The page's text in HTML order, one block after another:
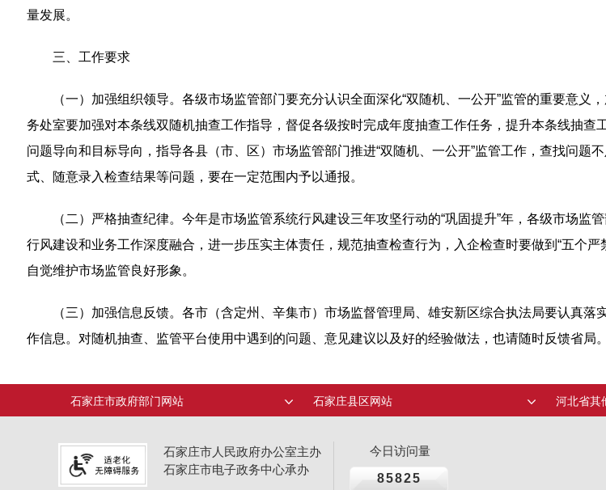
量发展。
三、工作要求
（一）加强组织领导。各级市场监管部门要充分认识全面深化“双随机、一公开”监管的重要意
务处室要加强对本条线双随机抽查工作指导，督促各级按时完成年度抽查工作任务，提升本条线抽
问题导向和目标导向，指导各县（市、区）市场监管部门推进“双随机、一公开”监管工作，查找问
式、随意录入检查结果等问题，要在一定范围内予以通报。
（二）严格抽查纪律。今年是市场监管系统行风建设三年攻坚行动的“巩固提升”年，各级市场
行风建设和业务工作深度融合，进一步压实主体责任，规范抽查检查行为，入企检查时要做到“五个
自觉维护市场监管良好形象。
（三）加强信息反馈。各市（含定州、辛集市）市场监督管理局、雄安新区综合执法局要认真
作信息。对随机抽查、监管平台使用中遇到的问题、意见建议以及好的经验做法，也请随时反馈省局。